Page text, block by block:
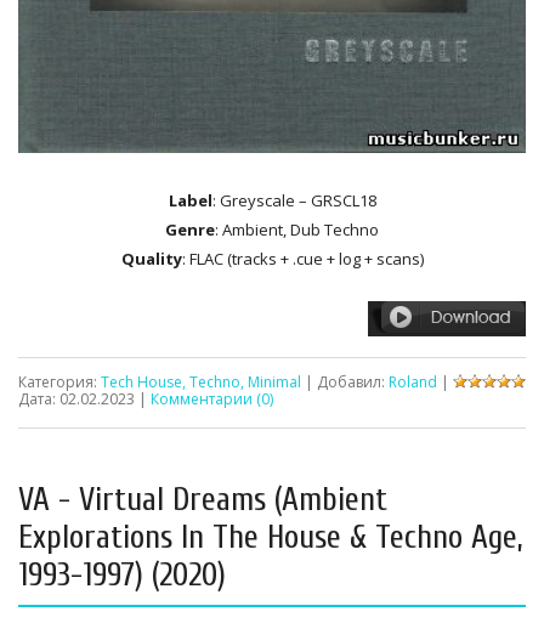
Label: Greyscale – GRSCL18
Genre: Ambient, Dub Techno
Quality: FLAC (tracks + .cue + log + scans)
Категория: Tech House, Techno, Minimal | Добавил: Roland |
Дата: 02.02.2023 | Комментарии (0)
VA - Virtual Dreams (Ambient
Explorations In The House & Techno Age,
1993-1997) (2020)